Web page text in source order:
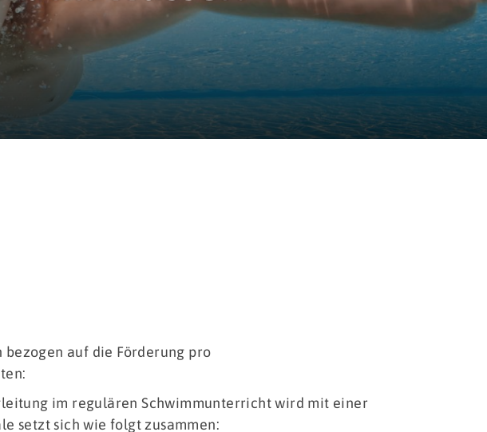
auf die Förderung pro
im regulären Schwimmunterricht wird mit einer
setzt sich wie folgt zusammen:​​​​​
Verwendungsnachweis
Fragen & Antworten